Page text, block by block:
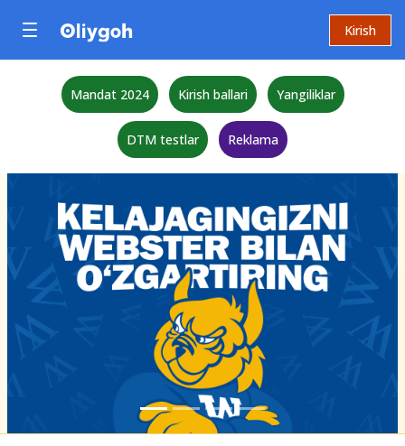
Kirish
Mandat 2024 Kirish ballari Yangiliklar
DTM testlar Reklama